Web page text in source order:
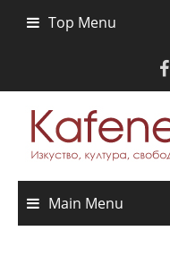
Top Menu
Main Menu